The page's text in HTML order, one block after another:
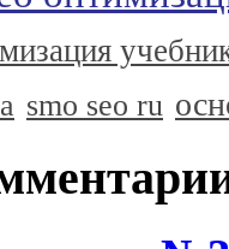
smo seo ru